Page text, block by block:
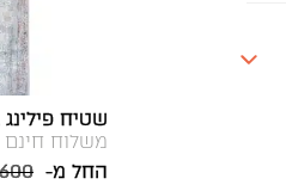
שטיח פילינג Y485A ראנר
משלוח חינם
החל מ-